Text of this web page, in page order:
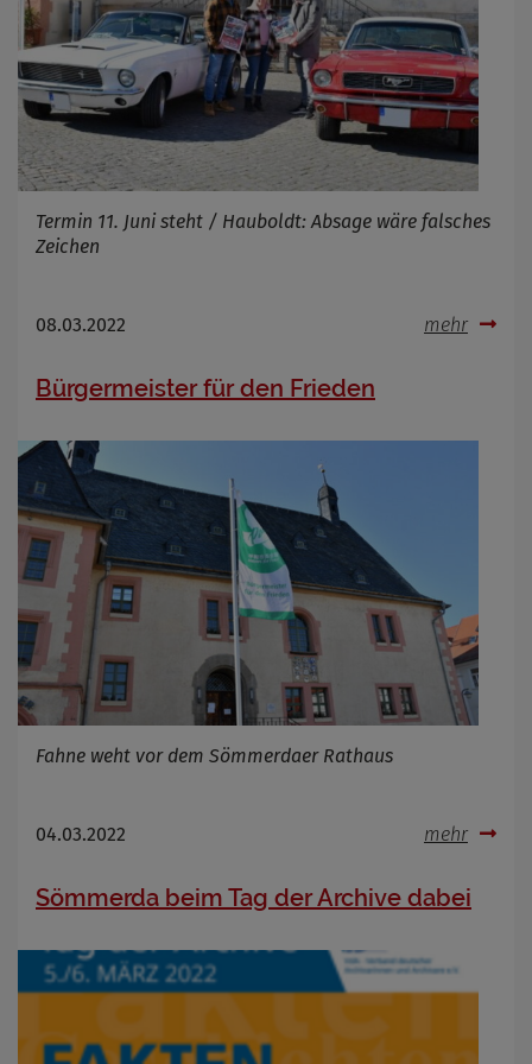
Termin 11. Juni steht / Hauboldt: Absage wäre falsches
Zeichen
08.03.2022 mehr
Bürgermeister für den Frieden
Fahne weht vor dem Sömmerdaer Rathaus
04.03.2022 mehr
Sömmerda beim Tag der Archive dabei
Infos schließen